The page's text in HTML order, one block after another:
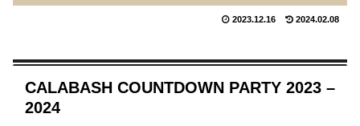
2023.12.16 2024.02.08
CALABASH COUNTDOWN PARTY 2023 –
2024